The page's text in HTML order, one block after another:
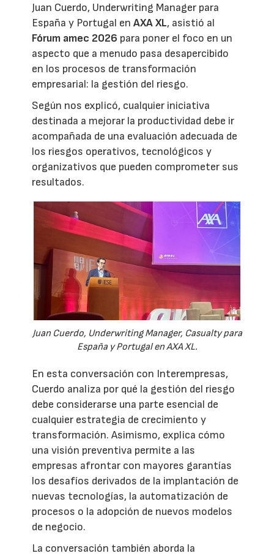
Juan Cuerdo, Underwriting Manager para
España y Portugal enAXA XL, asistió al
Fórum amec 2026 para poner el foco en un
aspecto que a menudo pasa desapercibido
en los procesos de transformación
empresarial: la gestión del riesgo.
Según nos explicó, cualquier iniciativa
destinada a mejorar la productividad debe ir
acompañada de una evaluación adecuada de
los riesgos operativos, tecnológicos y
organizativos que pueden comprometer sus
resultados.
Juan Cuerdo, Underwriting Manager, Casualty para
España y Portugal en AXA XL.
En esta conversación con Interempresas,
Cuerdo analiza por qué la gestión del riesgo
debe considerarse una parte esencial de
cualquier estrategia de crecimiento y
transformación. Asimismo, explica cómo
una visión preventiva permite a las
empresas afrontar con mayores garantías
los desafíos derivados de la implantación de
nuevas tecnologías, la automatización de
procesos o la adopción de nuevos modelos
de negocio.
La conversación también aborda la